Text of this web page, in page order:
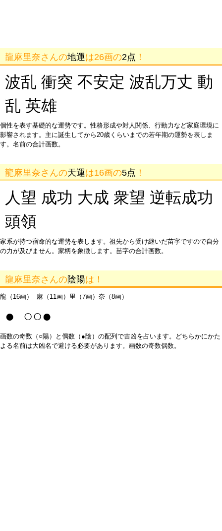
龍麻里奈さんの地運は26画の2点 ！
波乱 衝突 不安定 波乱万丈 動
乱 英雄
個性を表す基礎的な運勢です。性格形成や対人関係、行動力など家庭環境に
影響されます。主に誕生してから20歳くらいまでの若年期の運勢を表しま
す。名前の合計画数。
龍麻里奈さんの天運は16画の5点 ！
人望 成功 大成 衆望 逆転成功
頭領
家系が持つ宿命的な運勢を表します。祖先から受け継いだ苗字ですので自分
の力が及びません。家柄を象徴します。苗字の合計画数。
龍麻里奈さんの陰陽は！
龍（16画） 麻（11画）里（7画）奈（8画）
● ○○●
画数の奇数（○陽）と偶数（●陰）の配列で吉凶を占います。どちらかにかた
よる名前は大凶名で避ける必要があります。画数の奇数偶数。